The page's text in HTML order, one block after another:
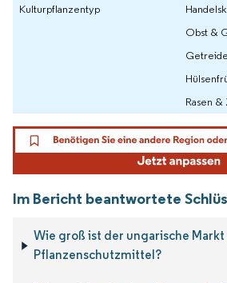
Kulturpflanzentyp
Obst &
Rasen
Im Bericht beantwortete
Wie groß ist der ungarische
Pflanzenschutzmittel?